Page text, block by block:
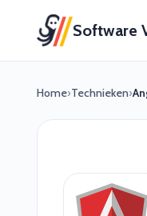
Software
Home›Technieken›